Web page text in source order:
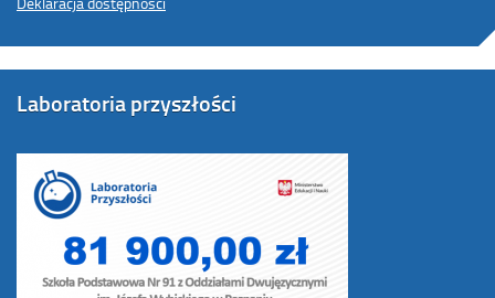
Laboratoria przyszłości